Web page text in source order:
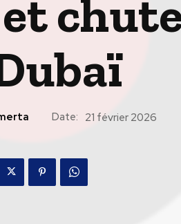
Date: 21 février 2026